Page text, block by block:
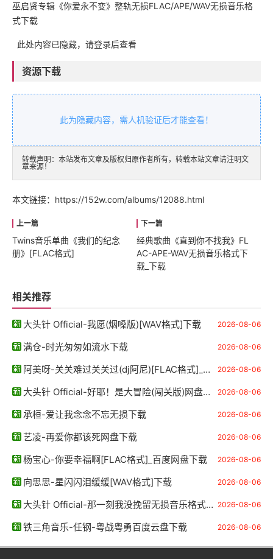
巫启贤专辑《你爱永不变》整轨无损FLAC/APE/WAV无损音乐格
式下载
此处内容已隐藏，请登录后查看
资源下载
此为隐藏内容，需人机验证后才能查看！
转载声明：本站发布文章及版权归原作者所有，转载本站文章请注明文
章来源！
本文链接： https://152w.com/albums/12088.html
Twins音乐单曲《我们的纪念
册》[FLAC格式]
经典歌曲《直到你不找我》FL
AC-APE-WAV无损音乐格式下
载_下载
相关推荐
2026-08-06
大头针 Official-我愿(烟嗓版)[WAV格式]下载
2026-08-06
满仓-时光匆匆如流水下载
2026-08-06
阿美呀-关关难过关关过(dj阿尼)[FLAC格式]_百度网盘下载
2026-08-06
大头针 Official-好耶！是大冒险(闯关版)网盘下载
2026-08-06
承桓-爱让我念念不忘无损下载
2026-08-06
艺凌-再爱你都该死网盘下载
2026-08-06
杨宝心-你要幸福啊[FLAC格式]_百度网盘下载
2026-08-06
向思思-星闪闪泪缓缓[WAV格式]下载
2026-08-06
大头针 Official-那一刻我没挽留无损音乐格式FLAC-APE-WAV下载
2026-08-06
铁三角音乐-任钢-粤战粤勇百度云盘下载